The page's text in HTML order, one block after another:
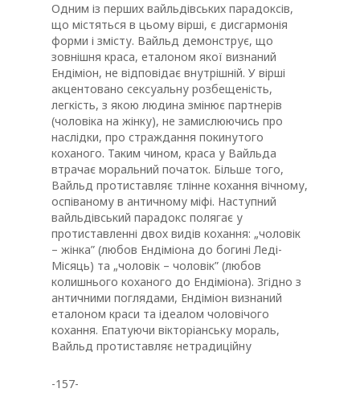
Одним із перших вайльдівських парадоксів,
що містяться в цьому вірші, є дисгармонія
форми і змісту. Вайльд демонструє, що
зовнішня краса, еталоном якої визнаний
Ендіміон, не відповідає внутрішній. У вірші
акцентовано сексуальну розбещеність,
легкість, з якою людина змінює партнерів
(чоловіка на жінку), не замислюючись про
наслідки, про страждання покинутого
коханого. Таким чином, краса у Вайльда
втрачає моральний початок. Більше того,
Вайльд протиставляє тлінне кохання вічному,
оспіваному в античному міфі. Наступний
вайльдівський парадокс полягає у
протиставленні двох видів кохання: „чоловік
– жінка” (любов Ендіміона до богині Леді-
Місяць) та „чоловік – чоловік” (любов
колишнього коханого до Ендіміона). Згідно з
античними поглядами, Ендіміон визнаний
еталоном краси та ідеалом чоловічого
кохання. Епатуючи вікторіанську мораль,
Вайльд протиставляє нетрадиційну
-157-